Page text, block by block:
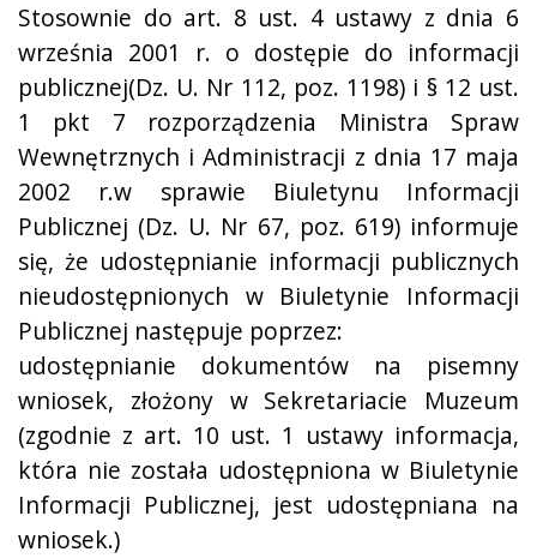
Stosownie do art. 8 ust. 4 ustawy z dnia 6
września 2001 r. o dostępie do informacji
publicznej(Dz. U. Nr 112, poz. 1198) i § 12 ust.
1 pkt 7 rozporządzenia Ministra Spraw
Wewnętrznych i Administracji z dnia 17 maja
2002 r.w sprawie Biuletynu Informacji
Publicznej (Dz. U. Nr 67, poz. 619) informuje
się, że udostępnianie informacji publicznych
nieudostępnionych w Biuletynie Informacji
Publicznej następuje poprzez:
udostępnianie dokumentów na pisemny
wniosek, złożony w Sekretariacie Muzeum
(zgodnie z art. 10 ust. 1 ustawy informacja,
która nie została udostępniona w Biuletynie
Informacji Publicznej, jest udostępniana na
wniosek.)